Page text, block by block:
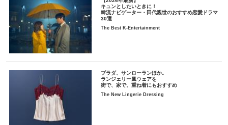
キュンとしたいときに！
韓流ナビゲーター・田代親世のおすすめ恋愛ドラマ
30選
The Best K-Entertainment
プラダ、サンローランほか。
ランジェリー風ウェアを
街で、家で。重ね着にもおすすめ
The New Lingerie Dressing